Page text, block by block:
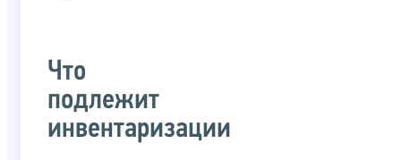
Что
подлежит
инвентаризации